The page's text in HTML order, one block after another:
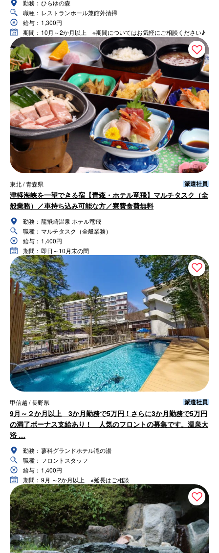
勤務： ひらゆの森
職種： レストランホール兼館外清掃
給与： 1,300円
期間： 10月～2か月以上 ※期間についてはお気軽にご相談ください♪
東北 / 青森県 派遣社員
津軽海峡を一望できる宿【青森・ホテル竜飛】マルチタスク（全
般業務）／車持ち込み可能な方／寮費食費無料
勤務： 龍飛崎温泉 ホテル竜飛
職種： マルチタスク（全般業務）
給与： 1,400円
期間： 即日～10月末の間
甲信越 / 長野県 派遣社員
9月～２か月以上 3か月勤務で5万円！さらに3か月勤務で5万円
の満了ボーナス支給あり！ 人気のフロントの募集です。温泉大
浴 …
勤務： 蓼科グランドホテル滝の湯
職種： フロントスタッフ
給与： 1,400円
期間： 9月 ～2か月以上 ※延長はご相談